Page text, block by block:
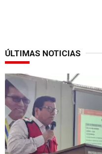
ÚLTIMAS NOTICIAS